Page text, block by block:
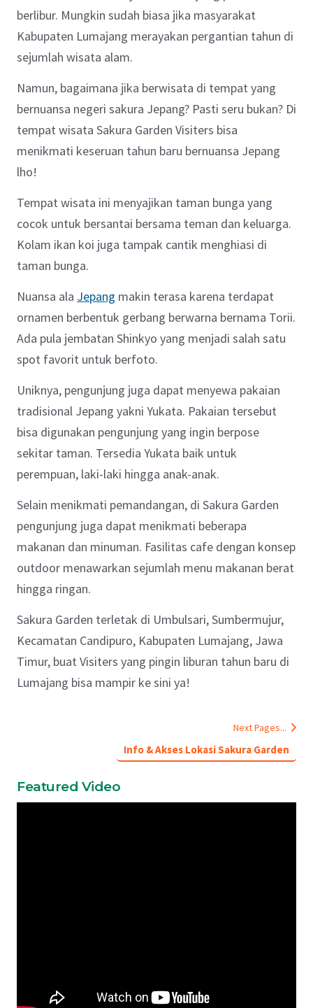
berlibur. Mungkin sudah biasa jika masyarakat
Kabupaten Lumajang merayakan pergantian tahun di
sejumlah wisata alam.
Namun, bagaimana jika berwisata di tempat yang
bernuansa negeri sakura Jepang? Pasti seru bukan? Di
tempat wisata Sakura Garden Visiters bisa
menikmati keseruan tahun baru bernuansa Jepang
lho!
Tempat wisata ini menyajikan taman bunga yang
cocok untuk bersantai bersama teman dan keluarga.
Kolam ikan koi juga tampak cantik menghiasi di
taman bunga.
Nuansa ala Jepang makin terasa karena terdapat
ornamen berbentuk gerbang berwarna bernama Torii.
Ada pula jembatan Shinkyo yang menjadi salah satu
spot favorit untuk berfoto.
Uniknya, pengunjung juga dapat menyewa pakaian
tradisional Jepang yakni Yukata. Pakaian tersebut
bisa digunakan pengunjung yang ingin berpose
sekitar taman. Tersedia Yukata baik untuk
perempuan, laki-laki hingga anak-anak.
Selain menikmati pemandangan, di Sakura Garden
pengunjung juga dapat menikmati beberapa
makanan dan minuman. Fasilitas cafe dengan konsep
outdoor menawarkan sejumlah menu makanan berat
hingga ringan.
Sakura Garden terletak di Umbulsari, Sumbermujur,
Kecamatan Candipuro, Kabupaten Lumajang, Jawa
Timur, buat Visiters yang pingin liburan tahun baru di
Lumajang bisa mampir ke sini ya!
Next Pages...
Info & Akses Lokasi Sakura Garden
Featured Video